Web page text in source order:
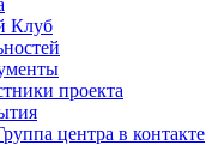
Клуб
проекта
центра в контакте